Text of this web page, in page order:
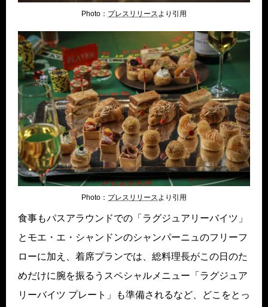
Photo： プレスリリ ースより引用
Photo： プレスリリ ースより引用
食事もパスアラウンドでの「ラグジュアリーバイツ」
とモエ・エ・シャンドンのシャンパーニュのフリーフ
ローに加え、着席プランでは、総料理長がこの日のた
めだけに腕を振るうスペシャルメニュー「ラグジュア
リーバイツ プレート」も準備されるなど、どこをとっ